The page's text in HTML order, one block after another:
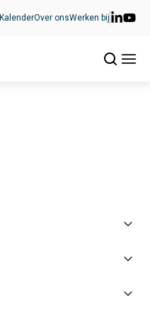
KalenderOver onsWerken bij